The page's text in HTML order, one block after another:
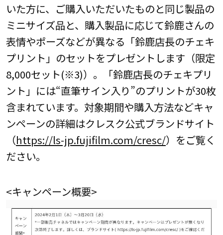
いた方に、ご購入いただいたものと同じ製品の
ミニサイズ品と、購入製品に応じて鈴鹿さんの
表情やポーズなどが異なる「鈴鹿店長のチェキ
プリント」のセットをプレゼントします（限定
8,000セット(※3)）。「鈴鹿店長のチェキプリ
ント」には“直筆サイン入り”のプリントが30枚
含まれています。対象期間や購入方法などキャ
ンペーンの詳細はクレスク公式ブランドサイト
（https://ls-jp.fujifilm.com/cresc/）をご覧く
ださい。
<キャンペーン概要>